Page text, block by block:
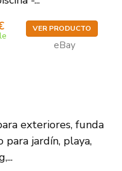
VER PRODUCTO
eBay
exteriores, funda
jardín, playa,